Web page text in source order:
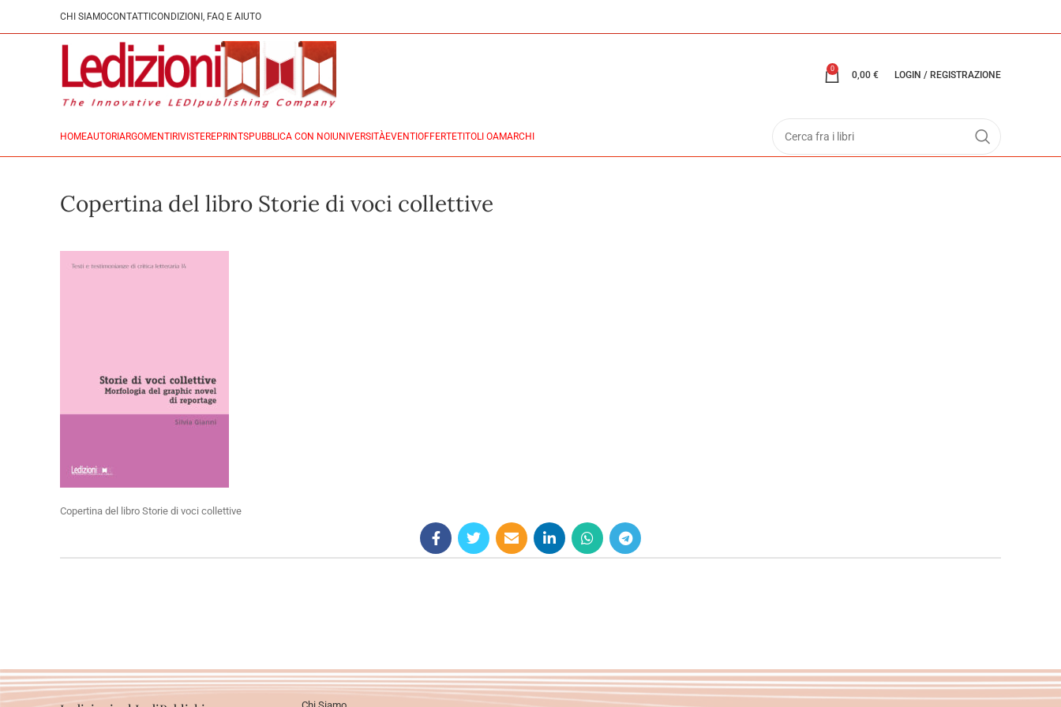
CHI SIAMOCONTATTI CONDIZIONI, FAQ E AIUTO
0
0,00 € LOGIN / REGISTRAZIONE
HOMEAUTORI ARGOMENTI RIVISTEREPRINTSPUBBLICA CON NOI UNIVERSITÀEVENTI OFFERTETITOLI OAMARCHI
Copertina del libro Storie di voci collettive
Copertina del libro Storie di voci collettive